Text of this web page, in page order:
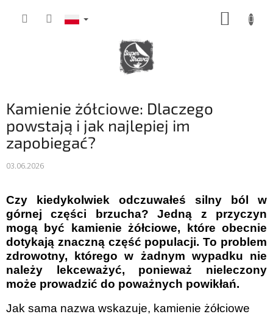
Kamienie żółciowe: Dlaczego
powstają i jak najlepiej im
zapobiegać?
03.06.2026
Czy kiedykolwiek odczuwałeś silny ból w
górnej części brzucha? Jedną z przyczyn
mogą być kamienie żółciowe, które obecnie
dotykają znaczną część populacji. To problem
zdrowotny, którego w żadnym wypadku nie
należy lekceważyć, ponieważ nieleczony
może prowadzić do poważnych powikłań.
Jak sama nazwa wskazuje, kamienie żółciowe